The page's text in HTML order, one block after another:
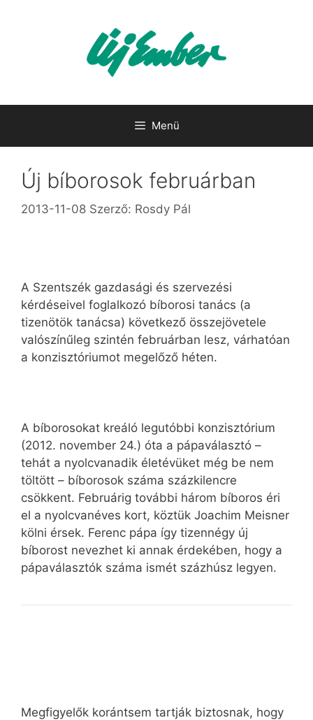
Menü
Új bíborosok februárban
2013-11-08 Szerző: Rosdy Pál
A Szentszék gazdasági és szervezési
kérdéseivel foglalkozó bíborosi tanács (a
tizenötök tanácsa) következő összejövetele
valószínűleg szintén februárban lesz, várhatóan
a konzisztóriumot megelőző héten.
A bíborosokat kreáló legutóbbi konzisztórium
(2012. november 24.) óta a pápaválasztó –
tehát a nyolcvanadik életévüket még be nem
töltött – bíborosok száma százkilencre
csökkent. Februárig további három bíboros éri
el a nyolcvanéves kort, köztük Joachim Meisner
kölni érsek. Ferenc pápa így tizennégy új
bíborost nevezhet ki annak érdekében, hogy a
pápaválasztók száma ismét százhúsz legyen.
Megfigyelők korántsem tartják biztosnak, hogy